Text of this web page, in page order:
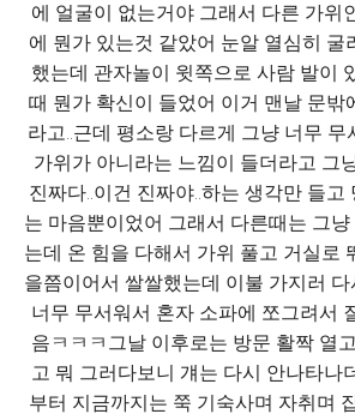
에 얼굴이 없는거야 그래서 다른 가위
에 뭔가 있는것 같았어 눈알 열심히 굴
했는데 관자놀이 윗쪽으로 사람 발이
때 뭔가 확신이 들었어 이거 맨날 문밖
라고..근데 평소랑 다르게 그냥 너무
가위가 아니라는 느낌이 들더라고 그
진짜다..이건 진짜야..하는 생각만 들
는 마음뿐이었어 그래서 다른때는 그
는데 온 힘을 다해서 가위 풀고 거실로
을쯤이어서 쌀쌀했는데 이불 가지러
너무 무서워서 혼자 소파에 쪼그려서
음ㅋㅋㅋ그날 이후로는 방문 활짝 열
고 뭐 그러다보니 걔는 다시 안나타나
부터 지금까지는 쭉 기숙사며 자취며